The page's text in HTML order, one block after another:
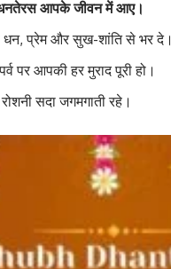
धनतेरस आपके जीवन में आए।
धन, प्रेम और सुख-शांति से भर दे।
पर आपकी हर मुराद पूरी हो।
सदा जगमगाती रहे।